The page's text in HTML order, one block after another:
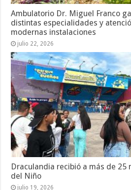
Ambulatorio Dr. Miguel Franco
distintas especialidades y
modernas instalaciones
julio 22, 2026
Draculandia recibió a más de 25
del Niño
julio 19, 2026